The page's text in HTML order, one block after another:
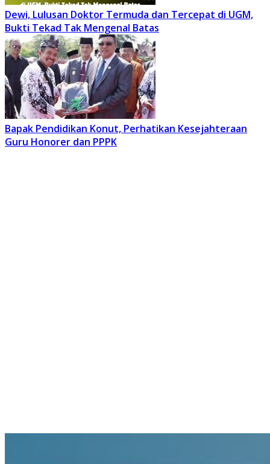
Dewi, Lulusan Doktor Termuda dan Tercepat di UGM,
Bukti Tekad Tak Mengenal Batas
Bapak Pendidikan Konut, Perhatikan Kesejahteraan
Guru Honorer dan PPPK